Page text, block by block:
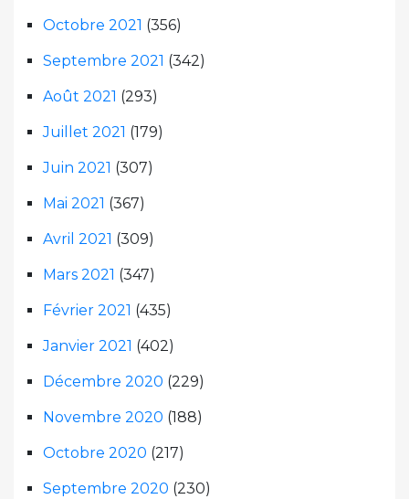
Octobre 2021 (356)
Septembre 2021 (342)
Août 2021 (293)
Juillet 2021 (179)
Juin 2021 (307)
Mai 2021 (367)
Avril 2021 (309)
Mars 2021 (347)
Février 2021 (435)
Janvier 2021 (402)
Décembre 2020 (229)
Novembre 2020 (188)
Octobre 2020 (217)
Septembre 2020 (230)